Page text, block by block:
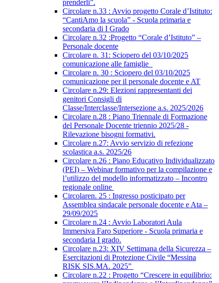
prenderli”.
Circolare n.33 : Avvio progetto Corale d’Istituto:
“CantiAmo la scuola” - Scuola primaria e
secondaria di I Grado
Circolare n.32 :Progetto “Corale d’Istituto” –
Personale docente
Circolare n. 31: Sciopero del 03/10/2025
comunicazione alle famiglie
Circolare n. 30 : Sciopero del 03/10/2025
comunicazione per il personale docente e AT
Circolare n.29: Elezioni rappresentanti dei
genitori Consigli di
Classe/Interclasse/Intersezione a.s. 2025/2026
Circolare n.28 : Piano Triennale di Formazione
del Personale Docente triennio 2025/28 -
Rilevazione bisogni formativi.
Circolare n.27: Avvio servizio di refezione
scolastica a.s. 2025/26
Circolare n.26 : Piano Educativo Individualizzato
(PEI) – Webinar formativo per la compilazione e
l’utilizzo del modello informatizzato – Incontro
regionale online
Circolaren. 25 : Ingresso posticipato per
Assemblea sindacale personale docente e Ata –
29/09/2025
Circolare n.24 : Avvio Laboratori Aula
Immersiva Faro Superiore - Scuola primaria e
secondaria I grado.
Circolare n.23: XIV Settimana della Sicurezza –
Esercitazioni di Protezione Civile “Messina
RISK SIS.MA. 2025”
Circolare n.22 : Progetto “Crescere in equilibrio: